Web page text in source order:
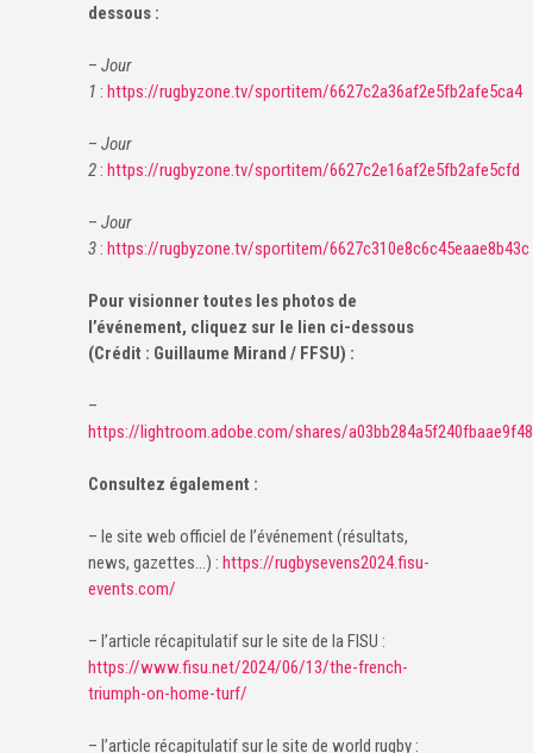
dessous :
– Jour
1 : https://rugbyzone.tv/sportitem/6627c2a36af2e5fb2afe5ca4
– Jour
2 : https://rugbyzone.tv/sportitem/6627c2e16af2e5fb2afe5cfd
– Jour
3 : https://rugbyzone.tv/sportitem/6627c310e8c6c45eaae8b43c
Pour visionner toutes les photos de
l’événement, cliquez sur le lien ci-dessous
(Crédit : Guillaume Mirand / FFSU) :
–
https://lightroom.adobe.com/shares/
Consultez également :
– le site web officiel de l’événement (résultats,
news, gazettes…) : https://rugbysevens2024.fisu-
events.com/
– l’article récapitulatif sur le site de la FISU :
https://www.fisu.net/2024/06/13/the-french-
triumph-on-home-turf/
– l’article récapitulatif sur le site de world rugby :